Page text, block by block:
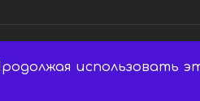
Все права защищены.
использовать